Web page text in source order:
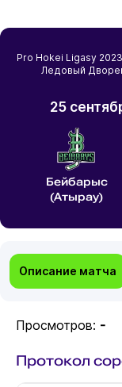
Pro Hokei Ligasy
Ледовый
25
Бейбарыс
(Атырау)
Описание матча
Просмотров: -
Протокол